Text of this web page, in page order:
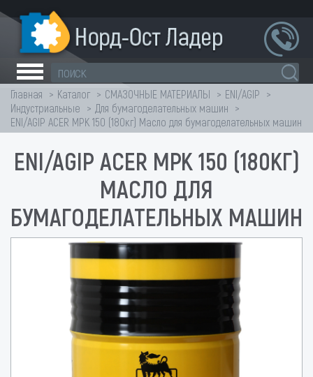
Главная Каталог СМАЗОЧНЫЕ МАТЕРИАЛЫ
ENI/AGIP
Индустриальные
Для бумагоделательных машин
ENI/AGIP ACER MPK 150 (180кг) Масло для бумагоделательных машин
ENI/AGIP ACER MPK 150 (180КГ)
МАСЛО ДЛЯ
БУМАГОДЕЛАТЕЛЬНЫХ МАШИН